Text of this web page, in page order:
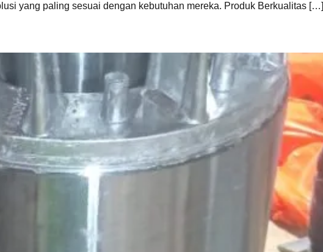
yang paling sesuai dengan kebutuhan mereka. Produk Berkualitas […]